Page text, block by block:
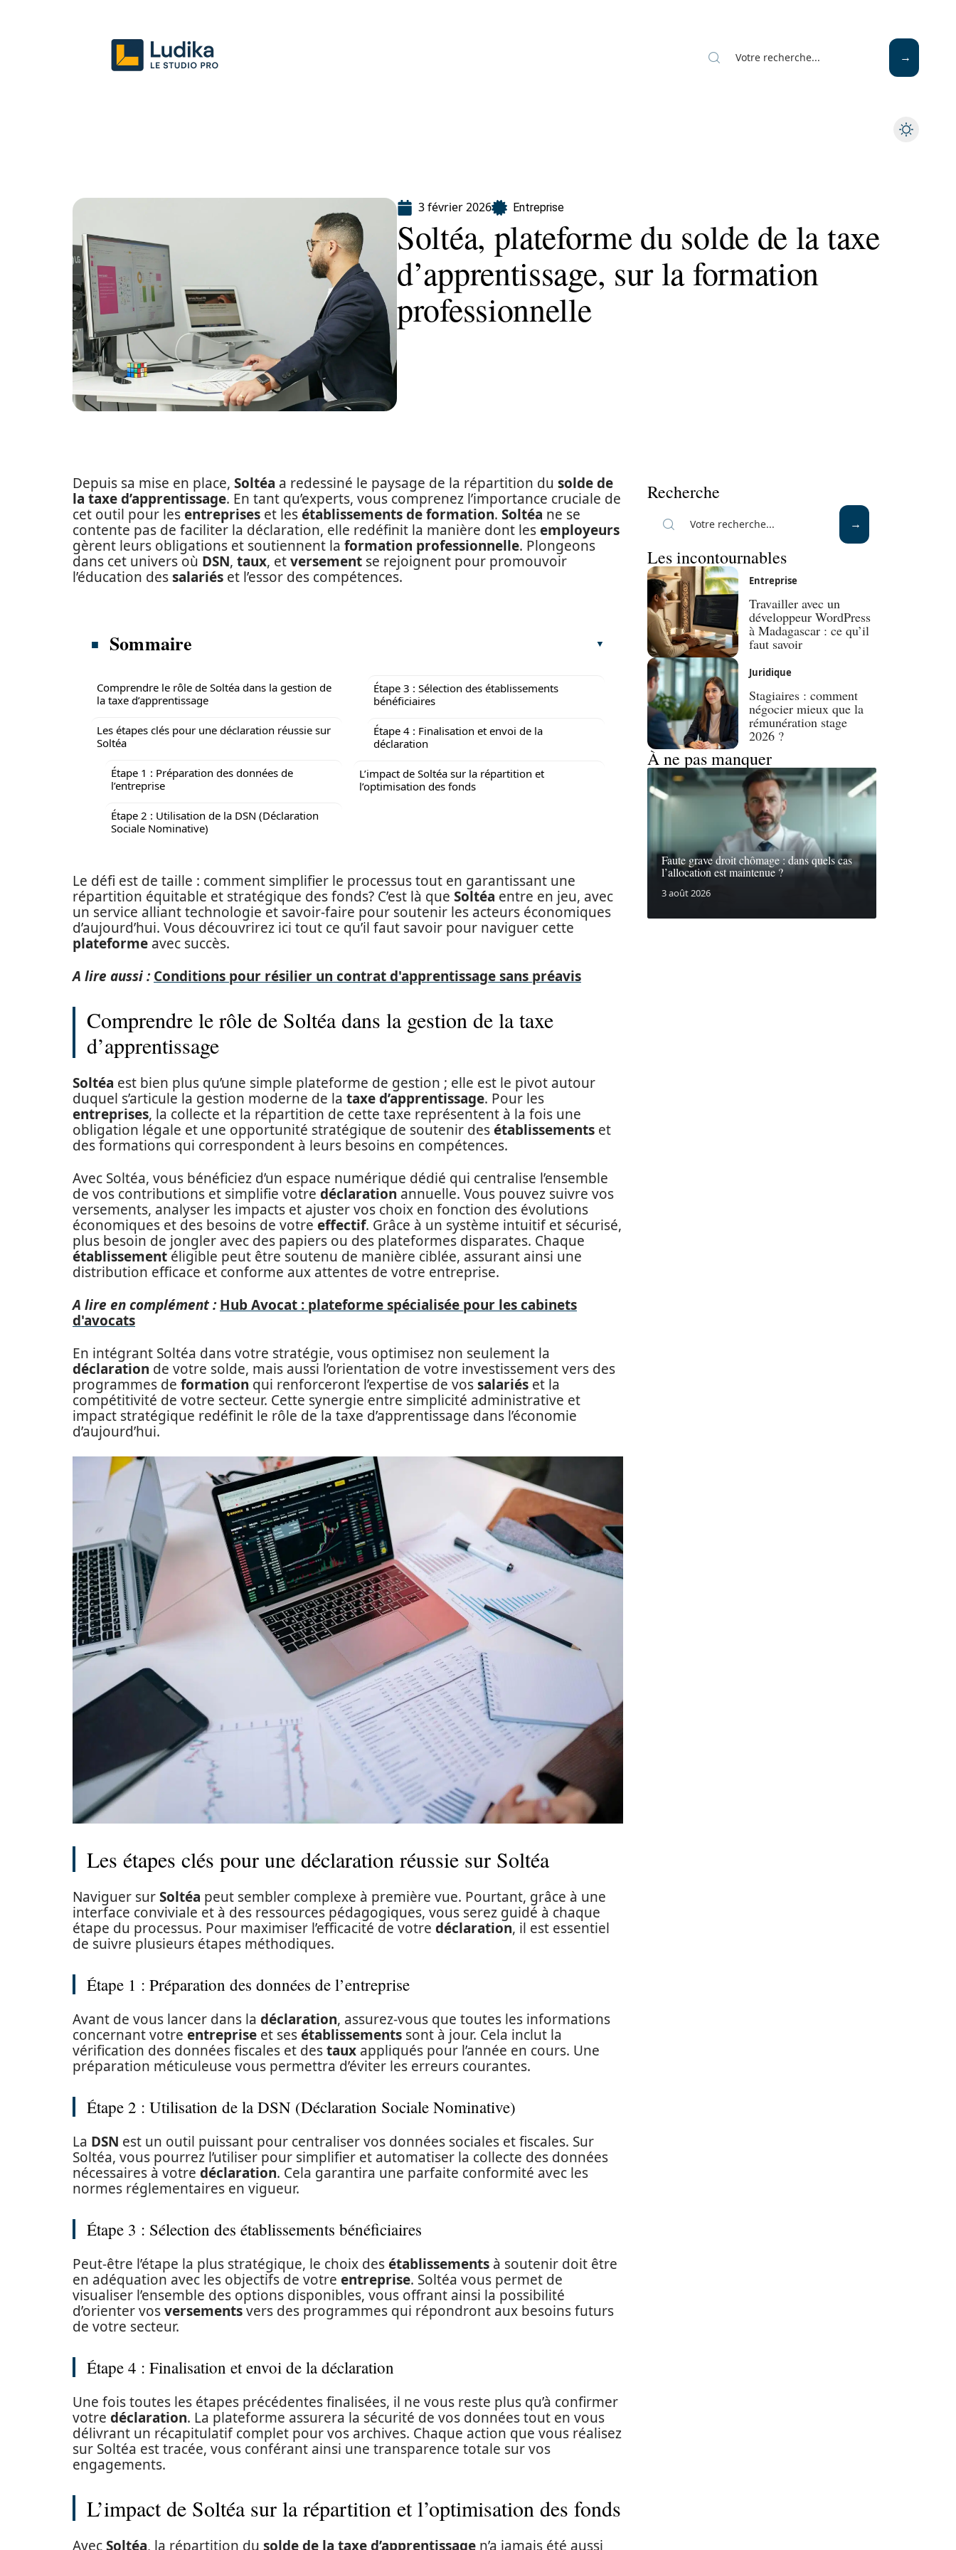
3 février 2026 Entreprise
Soltéa, plateforme du solde de la taxe
d’apprentissage, sur la formation
professionnelle
Depuis sa mise en place, Soltéa a redessiné le paysage de la répartition du solde de
la taxe d’apprentissage. En tant qu’experts, vous comprenez l’importance cruciale de
cet outil pour lesentreprises et lesétablissements de formation. Soltéa ne se
contente pas de faciliter la déclaration, elle redéfinit la manière dont lesemployeurs
gèrent leurs obligations et soutiennent la formation professionnelle. Plongeons
dans cet univers où DSN, taux, etversement se rejoignent pour promouvoir
l’éducation dessalariés et l’essor des compétences.
Sommaire
Comprendre le rôle de Soltéa dans la gestion de
la taxe d’apprentissage
Les étapes clés pour une déclaration réussie sur
Soltéa
Étape 1 : Préparation des données de
l’entreprise
Étape 2 : Utilisation de la DSN (Déclaration
Sociale Nominative)
Étape 3 : Sélection des établissements
bénéficiaires
Étape 4 : Finalisation et envoi de la
déclaration
L’impact de Soltéa sur la répartition et
l’optimisation des fonds
Le défi est de taille : comment simplifier le processus tout en garantissant une
répartition équitable et stratégique des fonds? C’est là que Soltéa entre en jeu, avec
un service alliant technologie et savoir-faire pour soutenir les acteurs économiques
d’aujourd’hui. Vous découvrirez ici tout ce qu’il faut savoir pour naviguer cette
plateforme avec succès.
A lire aussi : Conditions pour résilier un contrat d'apprentissage sans préavis
Comprendre le rôle de Soltéa dans la gestion de la taxe
d’apprentissage
Soltéa est bien plus qu’une simple plateforme de gestion ; elle est le pivot autour
duquel s’articule la gestion moderne de la taxe d’apprentissage. Pour les
entreprises, la collecte et la répartition de cette taxe représentent à la fois une
obligation légale et une opportunité stratégique de soutenir desétablissements et
des formations qui correspondent à leurs besoins en compétences.
Avec Soltéa, vous bénéficiez d’un espace numérique dédié qui centralise l’ensemble
de vos contributions et simplifie votre déclaration annuelle. Vous pouvez suivre vos
versements, analyser les impacts et ajuster vos choix en fonction des évolutions
économiques et des besoins de votre effectif. Grâce à un système intuitif et sécurisé,
plus besoin de jongler avec des papiers ou des plateformes disparates. Chaque
établissement éligible peut être soutenu de manière ciblée, assurant ainsi une
distribution efficace et conforme aux attentes de votre entreprise.
A lire en complément : Hub Avocat : plateforme spécialisée pour les cabinets
d'avocats
En intégrant Soltéa dans votre stratégie, vous optimisez non seulement la
déclaration de votre solde, mais aussi l’orientation de votre investissement vers des
programmes de formation qui renforceront l’expertise de vossalariés et la
compétitivité de votre secteur. Cette synergie entre simplicité administrative et
impact stratégique redéfinit le rôle de la taxe d’apprentissage dans l’économie
d’aujourd’hui.
Les étapes clés pour une déclaration réussie sur Soltéa
Naviguer surSoltéa peut sembler complexe à première vue. Pourtant, grâce à une
interface conviviale et à des ressources pédagogiques, vous serez guidé à chaque
étape du processus. Pour maximiser l’efficacité de votre déclaration, il est essentiel
de suivre plusieurs étapes méthodiques.
Étape 1 : Préparation des données de l’entreprise
Avant de vous lancer dans la déclaration, assurez-vous que toutes les informations
concernant votre entreprise et sesétablissements sont à jour. Cela inclut la
vérification des données fiscales et destaux appliqués pour l’année en cours. Une
préparation méticuleuse vous permettra d’éviter les erreurs courantes.
Étape 2 : Utilisation de la DSN (Déclaration Sociale Nominative)
La DSN est un outil puissant pour centraliser vos données sociales et fiscales. Sur
Soltéa, vous pourrez l’utiliser pour simplifier et automatiser la collecte des données
nécessaires à votre déclaration. Cela garantira une parfaite conformité avec les
normes réglementaires en vigueur.
Étape 3 : Sélection des établissements bénéficiaires
Peut-être l’étape la plus stratégique, le choix desétablissements à soutenir doit être
en adéquation avec les objectifs de votre entreprise. Soltéa vous permet de
visualiser l’ensemble des options disponibles, vous offrant ainsi la possibilité
d’orienter vosversementsvers des programmes qui répondront aux besoins futurs
de votre secteur.
Étape 4 : Finalisation et envoi de la déclaration
Une fois toutes les étapes précédentes finalisées, il ne vous reste plus qu’à confirmer
votre déclaration. La plateforme assurera la sécurité de vos données tout en vous
délivrant un récapitulatif complet pour vos archives. Chaque action que vous réalisez
sur Soltéa est tracée, vous conférant ainsi une transparence totale sur vos
engagements.
L’impact de Soltéa sur la répartition et l’optimisation des fonds
AvecSoltéa, la répartition du solde de la taxe d’apprentissage n’a jamais été aussi
Recherche
Les incontournables
Entreprise
Travailler avec un
développeur WordPress
à Madagascar : ce qu’il
faut savoir
Juridique
Stagiaires : comment
négocier mieux que la
rémunération stage
2026 ?
À ne pas manquer
Faute grave droit chômage : dans quels cas
l’allocation est maintenue ?
3 août 2026